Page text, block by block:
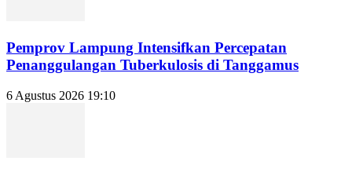
Pemprov Lampung Intensifkan Percepatan
Penanggulangan Tuberkulosis di Tanggamus
6 Agustus 2026 19:10